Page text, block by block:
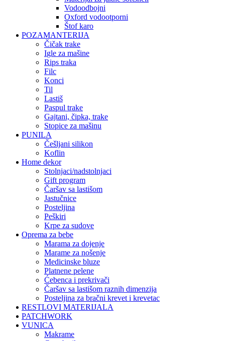
vodoodbojni
oxford vodootporni
štof karo
POZAMANTERIJA
čičak trake
igle za mašine
rips traka
filc
konci
til
lastiš
paspul trake
gajtani, čipka, trake
stopice za mašinu
PUNILA
češljani silikon
koflin
Home dekor
stolnjaci/nadstolnjaci
gift program
čaršav sa lastišom
jastučnice
posteljina
peškiri
krpe za sudove
Oprema za bebe
marama za dojenje
marame za nošenje
medicinske bluze
platnene pelene
ćebenca i prekrivači
čaršav sa lastišom raznih dimenzija
posteljina za bračni krevet i krevetac
RESTLOVI MATERIJALA
PATCHWORK
VUNICA
makrame